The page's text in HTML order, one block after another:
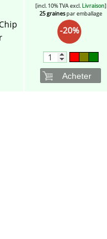
[incl. 10% TVA excl. Livraison]
25 grainespar emballage
-20%
Acheter